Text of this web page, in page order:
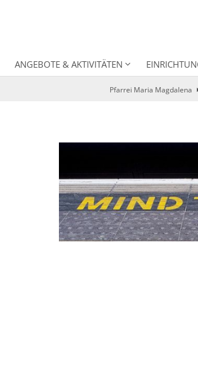
ANGEBOTE & AKTIVITÄTEN
Pfarrei Maria Magdalena